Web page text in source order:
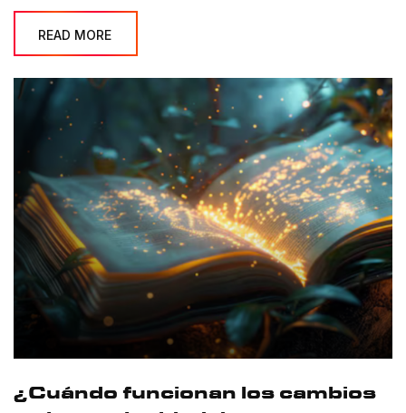
READ MORE
¿Cuándo funcionan los cambios